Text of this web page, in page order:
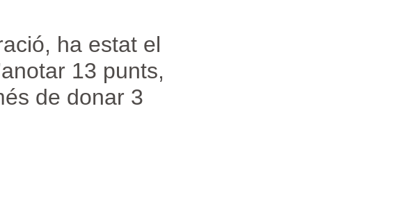
ha estat el
13 punts,
de donar 3